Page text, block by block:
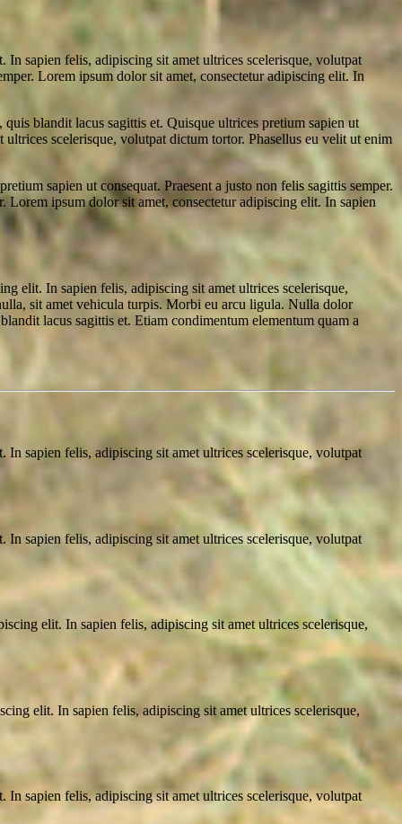
In sapien felis, adipiscing sit amet ultrices scelerisque, volutpat
Lorem ipsum dolor sit amet, consectetur adipiscing elit. In
blandit lacus sagittis et. Quisque ultrices pretium sapien ut
scelerisque, volutpat dictum tortor. Phasellus eu velit ut enim
sapien ut consequat. Praesent a justo non felis sagittis semper.
Lorem ipsum dolor sit amet, consectetur adipiscing elit. In sapien
elit. In sapien felis, adipiscing sit amet ultrices scelerisque,
sit amet vehicula turpis. Morbi eu arcu ligula. Nulla dolor
lacus sagittis et. Etiam condimentum elementum quam a
In sapien felis, adipiscing sit amet ultrices scelerisque, volutpat
In sapien felis, adipiscing sit amet ultrices scelerisque, volutpat
elit. In sapien felis, adipiscing sit amet ultrices scelerisque,
elit. In sapien felis, adipiscing sit amet ultrices scelerisque,
In sapien felis, adipiscing sit amet ultrices scelerisque, volutpat